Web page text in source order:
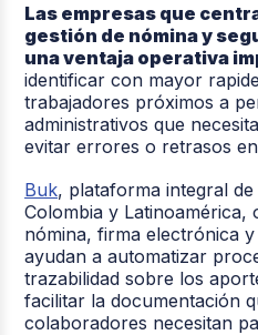
Las empresas que
gestión de nómina y
una ventaja operativa
identificar con mayor
trabajadores próximos a
administrativos que
evitar errores o retrasos
Buk, plataforma integral
Colombia y
nómina, firma electrónica
ayudan a automatizar
trazabilidad sobre los
facilitar la documentación
colaboradores necesitan